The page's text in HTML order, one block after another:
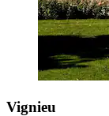
Vignieu